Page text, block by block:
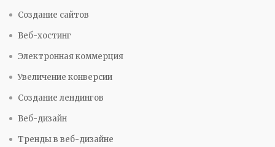
Создание сайтов
Веб-хостинг
Электронная коммерция
Увеличение конверсии
Создание лендингов
Веб-дизайн
Тренды в веб-дизайне